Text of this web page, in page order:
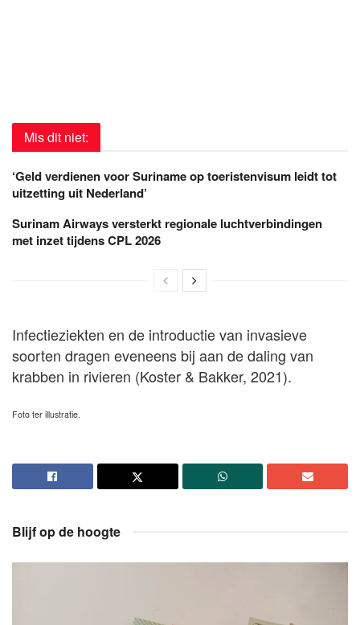
Mis dit niet:
‘Geld verdienen voor Suriname op toeristenvisum leidt tot
uitzetting uit Nederland’
Surinam Airways versterkt regionale luchtverbindingen
met inzet tijdens CPL 2026
Infectieziekten en de introductie van invasieve
soorten dragen eveneens bij aan de daling van
krabben in rivieren (Koster & Bakker, 2021).
Foto ter illustratie.
Blijf op de hoogte